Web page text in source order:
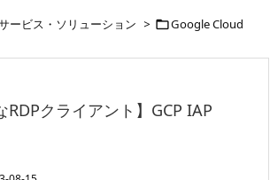
ービス・ソリューション > Google Cloud
RDPクライアント】GCP IAP